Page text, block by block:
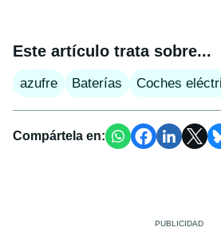
Este artículo trata sobre...
azufre Baterías Coches
Compártela en: